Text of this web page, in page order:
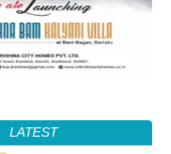
LATEST